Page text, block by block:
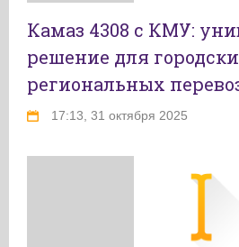
Камаз 4308 с КМУ:
решение для
региональных
17:13, 31 октября 2025